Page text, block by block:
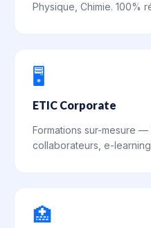
Physique, Chimie. 100%
🖥️
ETIC Corporate
Formations sur-mesure —
collaborateurs, e-
🏥